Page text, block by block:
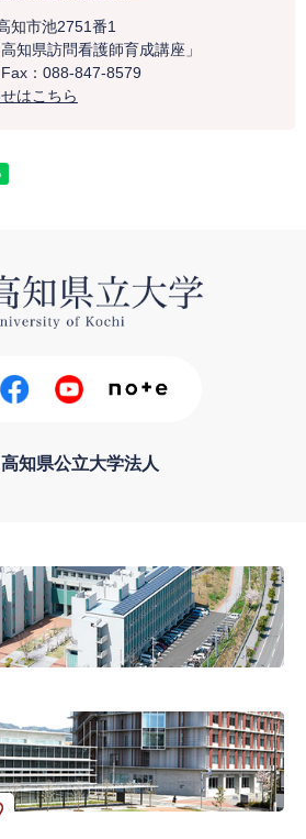
知市池2751番1
知県訪問看護師育成講座」
Fax：088-847-8579
はこちら
高知県公立大学法人